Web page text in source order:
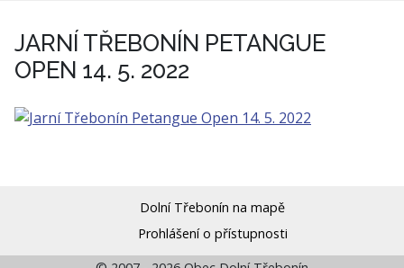
JARNÍ TŘEBONÍN PETANGUE
OPEN 14. 5. 2022
Dolní Třebonín na mapě
Prohlášení o přístupnosti